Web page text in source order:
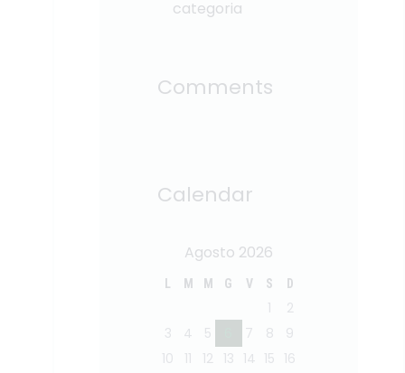
categoria
Comments
Calendar
Agosto 2026
M M G V S D
1
2
3
4 5 7 8
9
10
11 12 13 14 15 16